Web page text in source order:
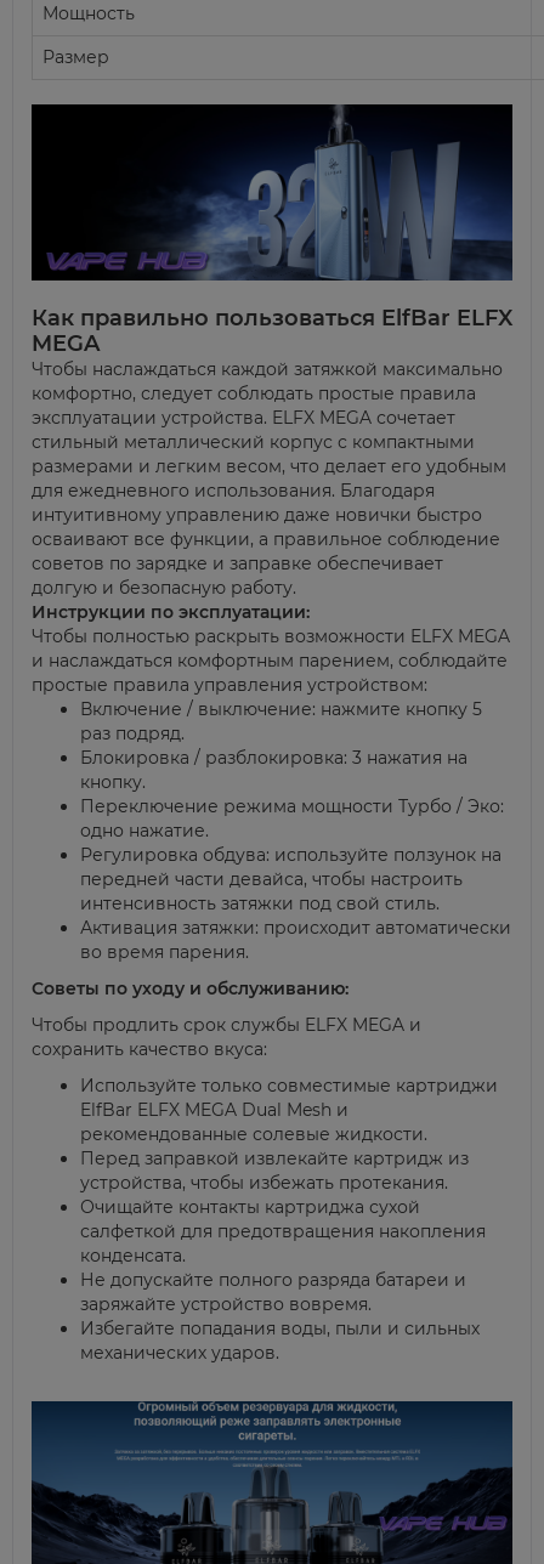
Мощность
Размер
Как правильно пользоваться ElfBar ELFX
MEGA
Чтобы наслаждаться каждой затяжкой максимально
комфортно, следует соблюдать простые правила
эксплуатации устройства. ELFX MEGA сочетает
стильный металлический корпус с компактными
размерами и легким весом, что делает его удобным
для ежедневного использования. Благодаря
интуитивному управлению даже новички быстро
осваивают все функции, а правильное соблюдение
советов по зарядке и заправке обеспечивает
долгую и безопасную работу.
Инструкции по эксплуатации:
Чтобы полностью раскрыть возможности ELFX MEGA
и наслаждаться комфортным парением, соблюдайте
простые правила управления устройством:
Включение / выключение: нажмите кнопку 5
раз подряд.
Блокировка / разблокировка: 3 нажатия на
кнопку.
Переключение режима мощности Турбо / Эко:
одно нажатие.
Регулировка обдува: используйте ползунок на
передней части девайса, чтобы настроить
интенсивность затяжки под свой стиль.
Активация затяжки: происходит автоматически
во время парения.
Советы по уходу и обслуживанию:
Чтобы продлить срок службы ELFX MEGA и
сохранить качество вкуса:
Используйте только совместимые картриджи
ElfBar ELFX MEGA Dual Mesh и
рекомендованные солевые жидкости.
Перед заправкой извлекайте картридж из
устройства, чтобы избежать протекания.
Очищайте контакты картриджа сухой
салфеткой для предотвращения накопления
конденсата.
Не допускайте полного разряда батареи и
заряжайте устройство вовремя.
Избегайте попадания воды, пыли и сильных
механических ударов.